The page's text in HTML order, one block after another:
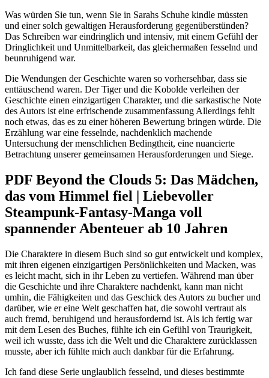
Was würden Sie tun, wenn Sie in Sarahs Schuhe kindle müssten
und einer solch gewaltigen Herausforderung gegenüberstünden?
Das Schreiben war eindringlich und intensiv, mit einem Gefühl der
Dringlichkeit und Unmittelbarkeit, das gleichermaßen fesselnd und
beunruhigend war.
Die Wendungen der Geschichte waren so vorhersehbar, dass sie
enttäuschend waren. Der Tiger und die Kobolde verleihen der
Geschichte einen einzigartigen Charakter, und die sarkastische Note
des Autors ist eine erfrischende zusammenfassung Allerdings fehlt
noch etwas, das es zu einer höheren Bewertung bringen würde. Die
Erzählung war eine fesselnde, nachdenklich machende
Untersuchung der menschlichen Bedingtheit, eine nuancierte
Betrachtung unserer gemeinsamen Herausforderungen und Siege.
PDF Beyond the Clouds 5: Das Mädchen,
das vom Himmel fiel | Liebevoller
Steampunk-Fantasy-Manga voll
spannender Abenteuer ab 10 Jahren
Die Charaktere in diesem Buch sind so gut entwickelt und komplex,
mit ihren eigenen einzigartigen Persönlichkeiten und Macken, was
es leicht macht, sich in ihr Leben zu vertiefen. Während man über
die Geschichte und ihre Charaktere nachdenkt, kann man nicht
umhin, die Fähigkeiten und das Geschick des Autors zu bucher und
darüber, wie er eine Welt geschaffen hat, die sowohl vertraut als
auch fremd, beruhigend und herausfordernd ist. Als ich fertig war
mit dem Lesen des Buches, fühlte ich ein Gefühl von Traurigkeit,
weil ich wusste, dass ich die Welt und die Charaktere zurücklassen
musste, aber ich fühlte mich auch dankbar für die Erfahrung.
Ich fand diese Serie unglaublich fesselnd, und dieses bestimmte